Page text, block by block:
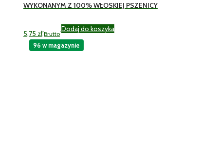
WYKONANYM Z 100% WŁOSKIEJ PSZENICY
5,75 zł Brutto
Dodaj do koszyka
96 w magazynie